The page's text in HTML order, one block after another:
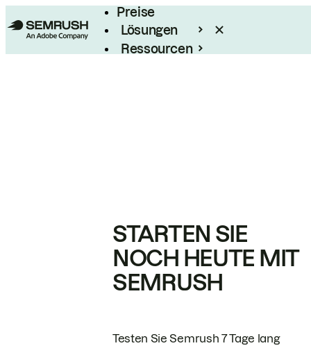
Preise
Lösungen
Ressourcen
STARTEN SIE
NOCH HEUTE MIT
SEMRUSH
Testen Sie Semrush 7 Tage lang